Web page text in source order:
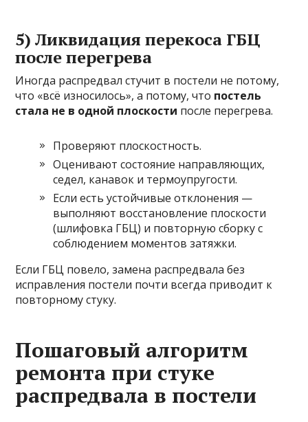
5) Ликвидация перекоса ГБЦ
после перегрева
Иногда распредвал стучит в постели не потому,
что «всё износилось», а потому, что постель
стала не в одной плоскости после перегрева.
Проверяют плоскостность.
Оценивают состояние направляющих,
седел, канавок и термоупругости.
Если есть устойчивые отклонения —
выполняют восстановление плоскости
(шлифовка ГБЦ) и повторную сборку с
соблюдением моментов затяжки.
Если ГБЦ повело, замена распредвала без
исправления постели почти всегда приводит к
повторному стуку.
Пошаговый алгоритм
ремонта при стуке
распредвала в постели